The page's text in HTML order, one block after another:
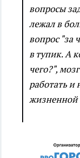
вопросы
лежал в
вопрос "за
в тупик. А
чего?",
работать и
жизненной